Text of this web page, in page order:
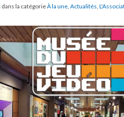
dans la catégorieÀ la une, Actualités,